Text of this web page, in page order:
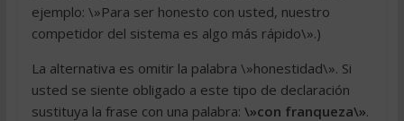
ejemplo: \»Para ser honesto con usted, nuestro
competidor del sistema es algo más rápido\».)
La alternativa es omitir la palabra \»honestidad\». Si
usted se siente obligado a este tipo de declaración
sustituya la frase con una palabra: \»con franqueza\».